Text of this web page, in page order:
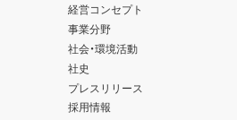
経営コンセプト
事業分野
社会・環境活動
社史
プレスリリース
採用情報